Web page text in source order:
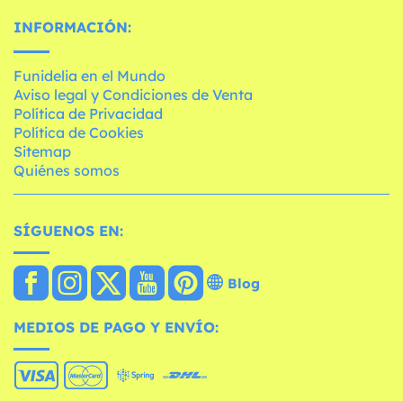
INFORMACIÓN:
Funidelia en el Mundo
Aviso legal y Condiciones de Venta
Política de Privacidad
Política de Cookies
Sitemap
Quiénes somos
SÍGUENOS EN:
Blog
MEDIOS DE PAGO Y ENVÍO: